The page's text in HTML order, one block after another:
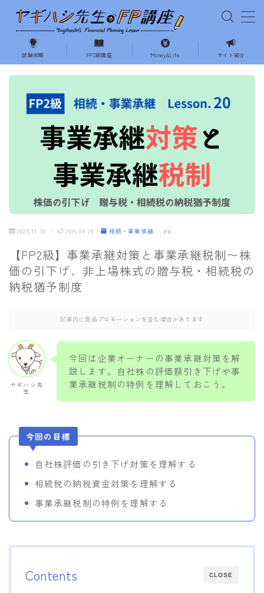
MENU
試験の攻略
相続・事業承継
ライフプランニング
Money&Life
当サイトのご紹介/お問い合わせ
試験攻略 FP2級講座 Money&Life サイト紹介
2025.11.30 2026.04.28 相続・事業承継 PR
【FP2級】事業承継対策と事業承継税制〜株
価の引下げ、非上場株式の贈与税・相続税の
納税猶予制度
記事内に商品プロモーションを含む場合があります
ヤギハシ先
生
今回は企業オーナーの事業承継対策を解
説します。自社株の評価額引き下げや事
業承継税制の特例を理解しておこう。
今回の目標
自社株評価の引き下げ対策を理解する
相続税の納税資金対策を理解する
事業承継税制の特例を理解する
CLOSE
Contents